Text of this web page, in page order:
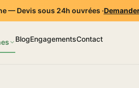
— Devis sous 24h ouvrées ·
BlogEngagementsContact